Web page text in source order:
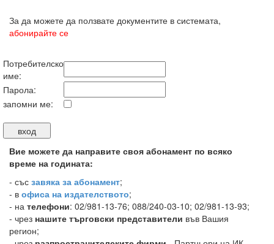
За да можете да ползвате документите в системата,
абонирайте се
Потребителско
име:
Парола:
запомни ме:
Вие можете да направите своя абонамент по всяко
време на годината:
- със завяка за абонамент;
- в офиса на издателството;
- на телефони: 02/981-13-76; 088/240-03-10; 02/981-13-93;
- чрез нашите търговски представители във Вашия
регион;